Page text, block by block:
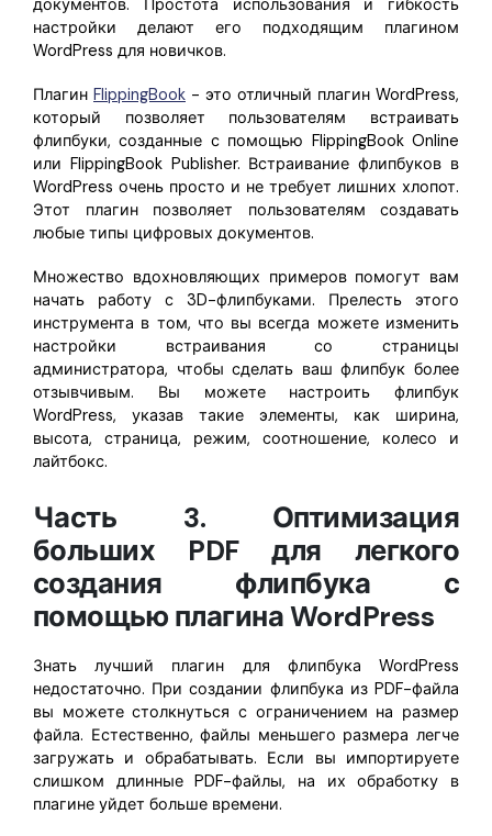
настройки делают его подходящим плагином
WordPress для новичков.
Плагин FlippingBook - это отличный плагин WordPress,
который позволяет пользователям встраивать
флипбуки, созданные с помощью FlippingBook Online
или FlippingBook Publisher. Встраивание флипбуков в
WordPress очень просто и не требует лишних хлопот.
Этот плагин позволяет пользователям создавать
любые типы цифровых документов.
Множество вдохновляющих примеров помогут вам
начать работу с 3D-флипбуками. Прелесть этого
инструмента в том, что вы всегда можете изменить
настройки встраивания со страницы
администратора, чтобы сделать ваш флипбук более
отзывчивым. Вы можете настроить флипбук
WordPress, указав такие элементы, как ширина,
высота, страница, режим, соотношение, колесо и
лайтбокс.
Часть 3. Оптимизация
больших PDF для легкого
создания флипбука с
помощью плагина WordPress
Знать лучший плагин для флипбука WordPress
недостаточно. При создании флипбука из PDF-файла
вы можете столкнуться с ограничением на размер
файла. Естественно, файлы меньшего размера легче
загружать и обрабатывать. Если вы импортируете
слишком длинные PDF-файлы, на их обработку в
плагине уйдет больше времени.